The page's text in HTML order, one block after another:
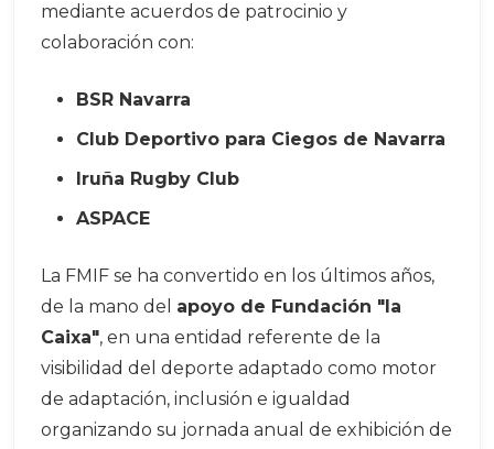
mediante acuerdos de patrocinio y
colaboración con:
BSR Navarra
Club Deportivo para Ciegos de Navarra
Iruña Rugby Club
ASPACE
La FMIF se ha convertido en los últimos años,
de la mano del apoyo de Fundación "la
Caixa", en una entidad referente de la
visibilidad del deporte adaptado como motor
de adaptación, inclusión e igualdad
organizando su jornada anual de exhibición de